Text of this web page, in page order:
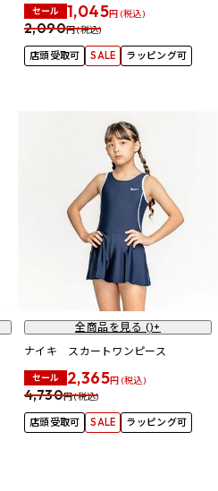
セール 1,045円 (税込)
2,090円 (税込)
店頭受取可 SALE ラッピング可
全商品を見る ()+
ナイキ スカートワンピース
セール 2,365円 (税込)
4,730円 (税込)
店頭受取可 SALE ラッピング可